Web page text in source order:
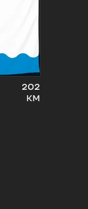
202
км